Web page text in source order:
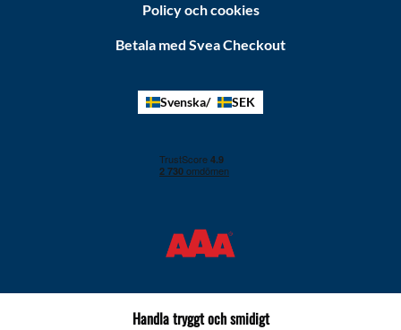
Policy och cookies
Betala med Svea Checkout
Svenska SEK
Handla tryggt och smidigt